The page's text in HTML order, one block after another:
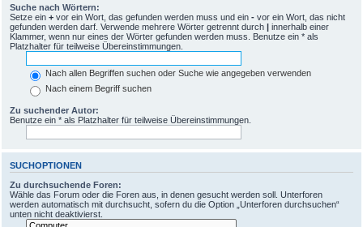
Suche nach Wörtern:
Setze ein + vor ein Wort, das gefunden werden muss und ein - vor ein Wort, das nicht
gefunden werden darf. Verwende mehrere Wörter getrennt durch | innerhalb einer
Klammer, wenn nur eines der Wörter gefunden werden muss. Benutze ein * als
Platzhalter für teilweise Übereinstimmungen.
Nach allen Begriffen suchen oder Suche wie angegeben verwenden
Nach einem Begriff suchen
Zu suchender Autor:
Benutze ein * als Platzhalter für teilweise Übereinstimmungen.
SUCHOPTIONEN
Zu durchsuchende Foren:
Wähle das Forum oder die Foren aus, in denen gesucht werden soll. Unterforen
werden automatisch mit durchsucht, sofern du die Option „Unterforen durchsuchen“
unten nicht deaktivierst.